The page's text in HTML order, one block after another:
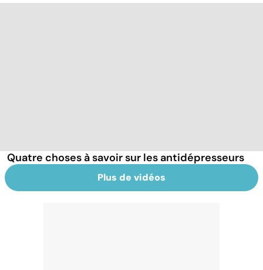
Quatre choses à savoir sur les antidépresseurs
Plus de vidéos